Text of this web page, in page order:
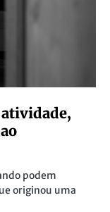
podem
originou uma